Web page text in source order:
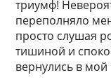
триумф!
переполняло
просто слушая
тишиной и
вернулись в мой